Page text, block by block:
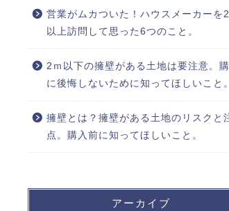
営業がムカついた！ハウスメーカーを
以上訪問して思った6つのこと。
2ｍ以下の擁壁がある土地は要注意。
に後悔しないために知ってほしいこと。
擁壁とは？擁壁がある土地のリスクと
点。購入前に知ってほしいこと。
アーカイブ